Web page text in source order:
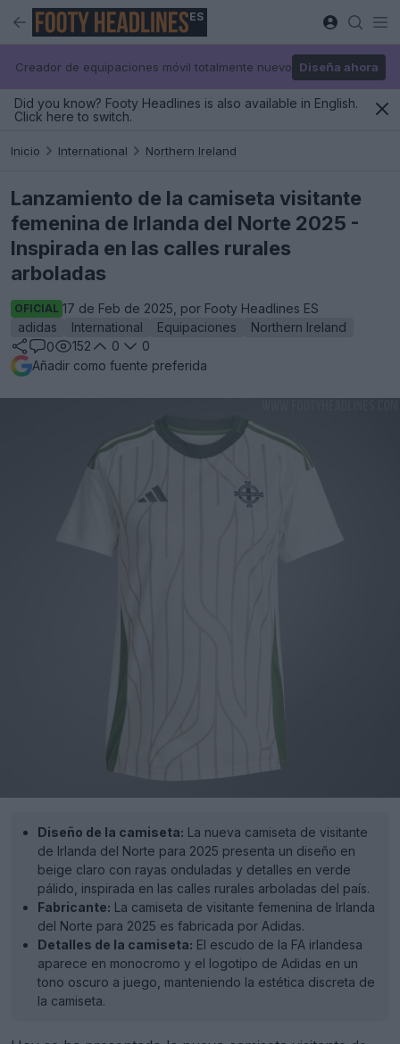
ES
Creador de equipaciones móvil totalmente nuevo Diseña ahora
Did you know? Footy Headlines is also available in English.
Click here to switch.
Inicio International Northern Ireland
Lanzamiento de la camiseta visitante
femenina de Irlanda del Norte 2025 -
Inspirada en las calles rurales
arboladas
OFICIAL 17 de Feb de 2025, por Footy Headlines ES
adidas
International Equipaciones
Northern Ireland
0
152 0
0
Añadir como fuente preferida
Diseño de la camiseta: La nueva camiseta de visitante
de Irlanda del Norte para 2025 presenta un diseño en
beige claro con rayas onduladas y detalles en verde
pálido, inspirada en las calles rurales arboladas del país.
Fabricante: La camiseta de visitante femenina de Irlanda
del Norte para 2025 es fabricada por Adidas.
Detalles de la camiseta: El escudo de la FA irlandesa
aparece en monocromo y el logotipo de Adidas en un
tono oscuro a juego, manteniendo la estética discreta de
la camiseta.